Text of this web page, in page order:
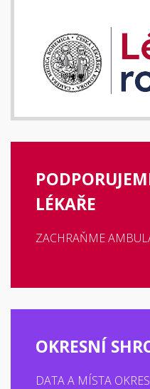
LÉKAŘE
ZACHRAŇME
OKRESNÍ
DATA A MÍSTA